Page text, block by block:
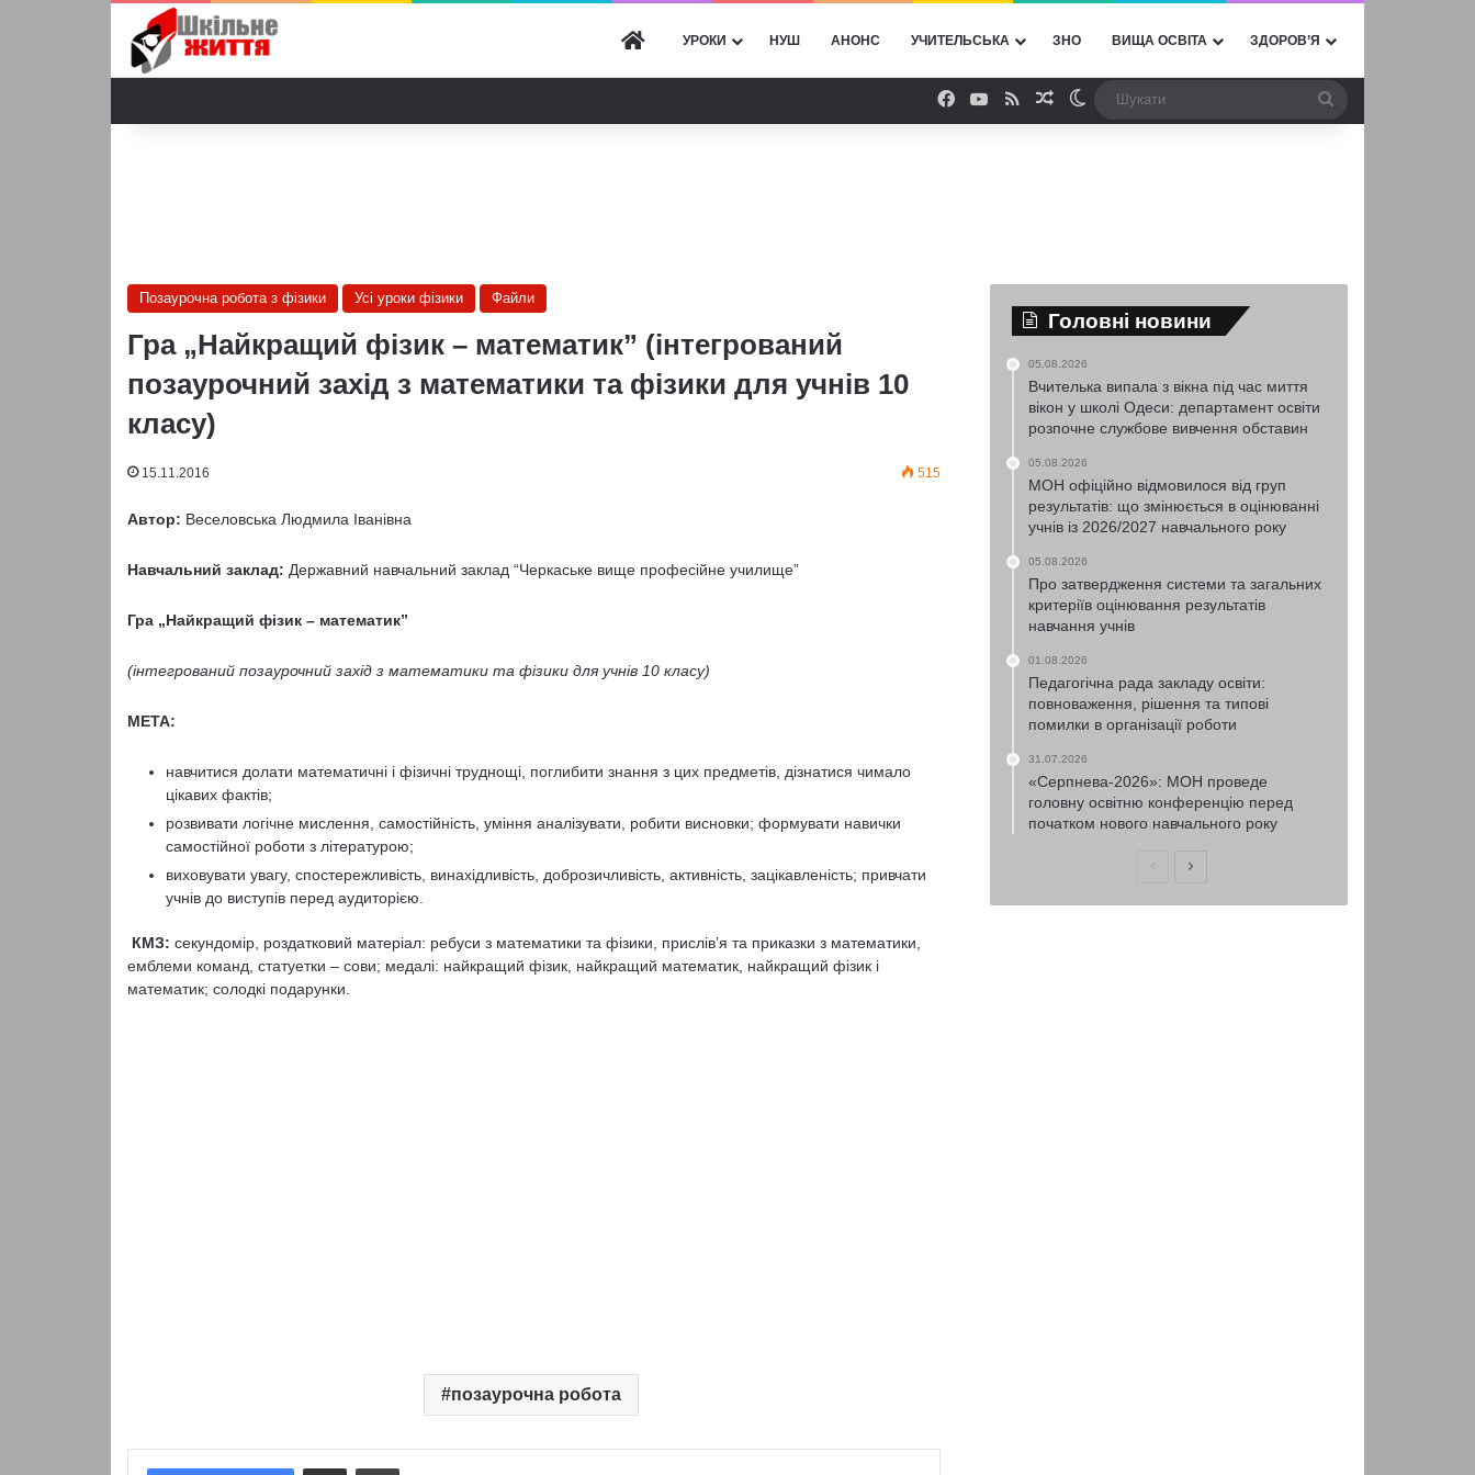
ГОЛОВНА
УРОКИ НУШ АНОНС УЧИТЕЛЬСЬКА ЗНО ВИЩА ОСВІТА ЗДОРОВ’Я
Facebook
YouTube
RSSВипадкова стаття
Switch skin
Позаурочна робота з фізики Усі уроки фізики Файли
Гра „Найкращий фізик – математик” (інтегрований
позаурочний захід з математики та фізики для учнів 10
класу)
15.11.2016 515
Автор: Веселовська Людмила Іванівна
Навчальний заклад: Державний навчальний заклад “Черкаське вище професійне училище”
Гра „Найкращий фізик – математик”
(інтегрований позаурочний захід з математики та фізики для учнів 10 класу)
МЕТА:
навчитися долати математичні і фізичні труднощі, поглибити знання з цих предметів, дізнатися чимало
цікавих фактів;
розвивати логічне мислення, самостійність, уміння аналізувати, робити висновки; формувати навички
самостійної роботи з літературою;
виховувати увагу, спостережливість, винахідливість, доброзичливість, активність, зацікавленість; привчати
учнів до виступів перед аудиторією.
КМЗ: секундомір, роздатковий матеріал: ребуси з математики та фізики, прислів’я та приказки з математики,
емблеми команд, статуетки – сови; медалі: найкращий фізик, найкращий математик, найкращий фізик і
математик; солодкі подарунки.
позаурочна робота
Надіслати електронною поштоюНадрукувати
Головні новини
05.08.2026
Вчителька випала з вікна під час миття
вікон у школі Одеси: департамент освіти
розпочне службове вивчення обставин
05.08.2026
МОН офіційно відмовилося від груп
результатів: що змінюється в оцінюванні
учнів із 2026/2027 навчального року
05.08.2026
Про затвердження системи та загальних
критеріїв оцінювання результатів
навчання учнів
01.08.2026
Педагогічна рада закладу освіти:
повноваження, рішення та типові
помилки в організації роботи
31.07.2026
«Серпнева-2026»: МОН проведе
головну освітню конференцію перед
початком нового навчального року
ПопередняНаступна